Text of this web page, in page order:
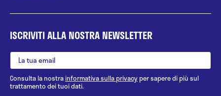
ISCRIVITI ALLA NOSTRA NEWSLETTER
Consulta la nostrainformativa sulla privacy per sapere di più sul
trattamento dei tuoi dati.